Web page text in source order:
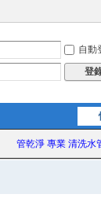
自動
登
管乾淨 專業 清洗水